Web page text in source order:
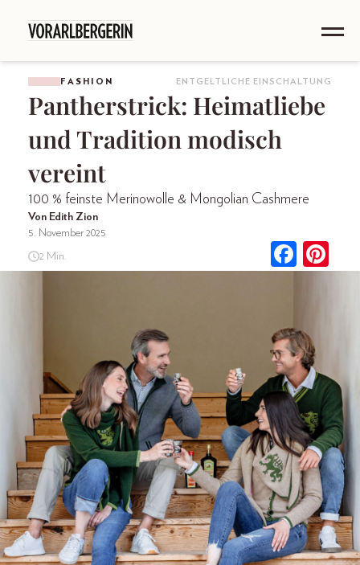
FASHION ENTGELTLICHE EINSCHALTUNG
Pantherstrick: Heimatliebe
und Tradition modisch
vereint
100 % feinste Merinowolle & Mongolian Cashmere
Von Edith Zion
5. November 2025
2 Min.